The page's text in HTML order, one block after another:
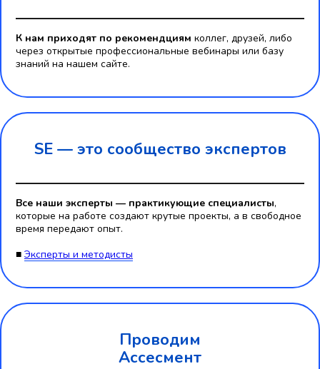
К нам приходят по рекомендциям коллег, друзей, либо
через открытые профессиональные вебинары или базу
знаний на нашем сайте.
SE — это сообщество экспертов
Все наши эксперты — практикующие специалисты,
которые на работе создают крутые проекты, а в свободное
время передают опыт.
■ Эксперты и методисты
Проводим
Ассесмент